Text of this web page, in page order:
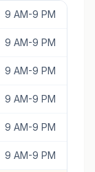
9 AM-9 PM
9 AM-9 PM
9 AM-9 PM
9 AM-9 PM
9 AM-9 PM
9 AM-9 PM